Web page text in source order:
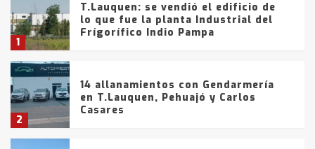
1
T.Lauquen: se vendió el edificio de
lo que fue la planta Industrial del
Frígorífico Indio Pampa
2
14 allanamientos con Gendarmería
en T.Lauquen, Pehuajó y Carlos
Casares